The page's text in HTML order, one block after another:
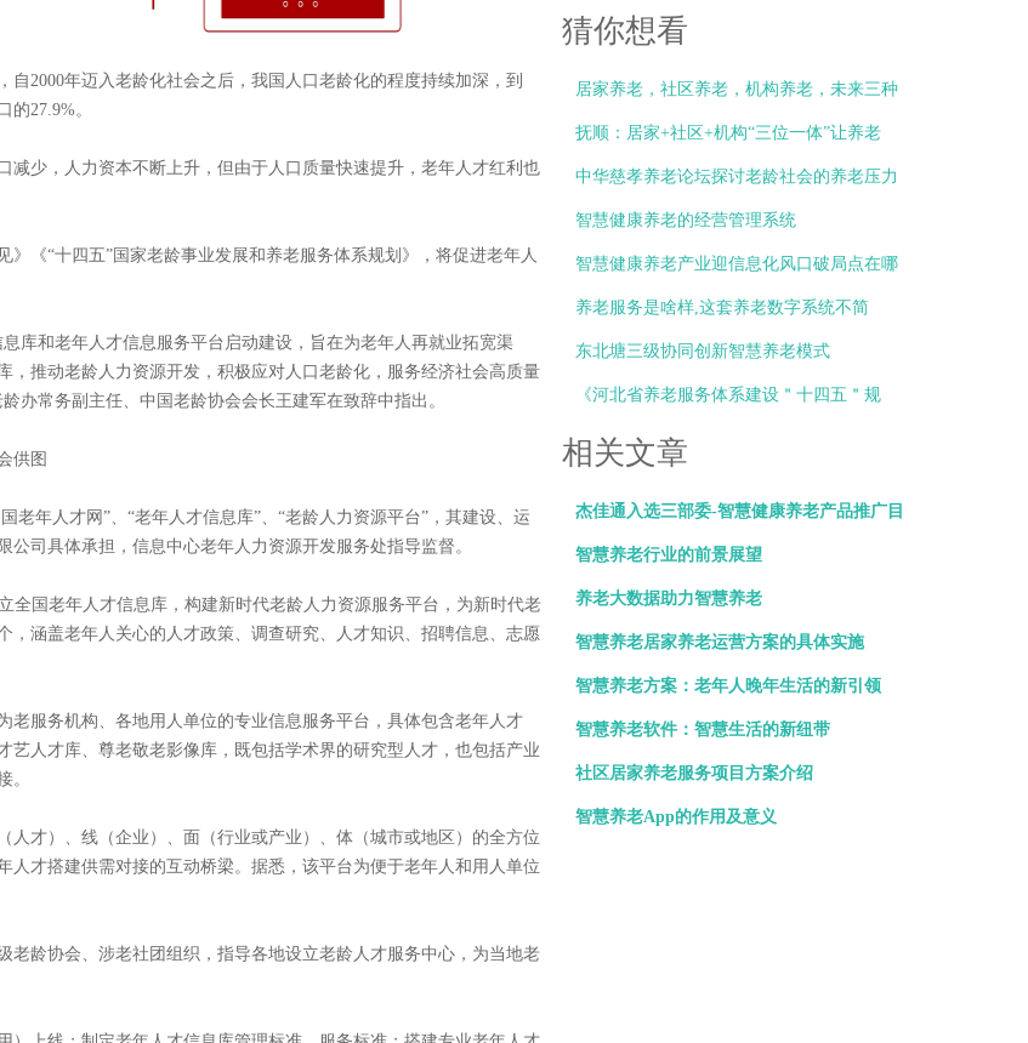
自2000年迈入老龄化社会之后，我国人口老龄化的程度持续加深，到
27.9%。
少，人力资本不断上升，但由于人口质量快速提升，老年人才红利也
《“十四五”国家老龄事业发展和养老服务体系规划》，将促进老年人
库和老年人才信息服务平台启动建设，旨在为老年人再就业拓宽渠
推动老龄人力资源开发，积极应对人口老龄化，服务经济社会高质量
办常务副主任、中国老龄协会会长王建军在致辞中指出。
供图
老年人才网”、“老年人才信息库”、“老龄人力资源平台”，其建设、运
司具体承担，信息中心老年人力资源开发服务处指导监督。
全国老年人才信息库，构建新时代老龄人力资源服务平台，为新时代老
涵盖老年人关心的人才政策、调查研究、人才知识、招聘信息、志愿
服务机构、各地用人单位的专业信息服务平台，具体包含老年人才
人才库、尊老敬老影像库，既包括学术界的研究型人才，也包括产业
。
才）、线（企业）、面（行业或产业）、体（城市或地区）的全方位
才搭建供需对接的互动桥梁。据悉，该平台为便于老年人和用人单位
龄协会、涉老社团组织，指导各地设立老龄人才服务中心，为当地老
猜你想看
居家养老，社区养老，机构养老，未来三种
主要的养老方式
抚顺：居家+社区+机构“三位一体”让养老
变“享老”
中华慈孝养老论坛探讨老龄社会的养老压力
智慧健康养老的经营管理系统
智慧健康养老产业迎信息化风口破局点在哪
养老服务是啥样,这套养老数字系统不简
单,10秒应
东北塘三级协同创新智慧养老模式
《河北省养老服务体系建设＂十四五＂规
划》正
相关文章
杰佳通入选三部委-智慧健康养老产品推广目
录
智慧养老行业的前景展望
养老大数据助力智慧养老
智慧养老居家养老运营方案的具体实施
智慧养老方案：老年人晚年生活的新引领
智慧养老软件：智慧生活的新纽带
社区居家养老服务项目方案介绍
智慧养老App的作用及意义